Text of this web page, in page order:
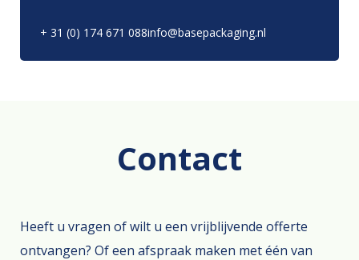
+ 31 (0) 174 671 088info@basepackaging.nl
Contact
Heeft u vragen of wilt u een vrijblijvende offerte
ontvangen? Of een afspraak maken met één van